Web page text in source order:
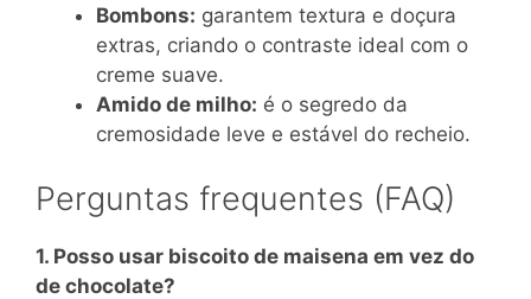
Bombons: garantem textura e doçura
extras, criando o contraste ideal com o
creme suave.
Amido de milho: é o segredo da
cremosidade leve e estável do recheio.
Perguntas frequentes (FAQ)
1. Posso usar biscoito de maisena em vez do
de chocolate?